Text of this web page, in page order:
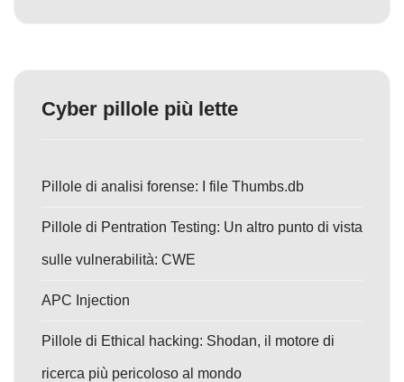
Cyber pillole più lette
Pillole di analisi forense: I file Thumbs.db
Pillole di Pentration Testing: Un altro punto di vista
sulle vulnerabilità: CWE
APC Injection
Pillole di Ethical hacking: Shodan, il motore di
ricerca più pericoloso al mondo